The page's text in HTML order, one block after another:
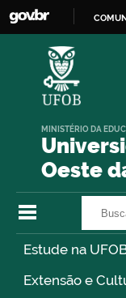
Oeste
MINISTÉRIO DA
Estude na
Extensão e